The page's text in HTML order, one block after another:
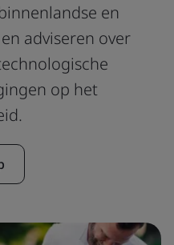
en
adviseren over
op het